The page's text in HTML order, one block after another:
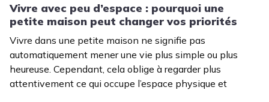
Vivre avec peu d’espace : pourquoi une
petite maison peut changer vos priorités
Vivre dans une petite maison ne signifie pas
automatiquement mener une vie plus simple ou plus
heureuse. Cependant, cela oblige à regarder plus
attentivement ce qui occupe l’espace physique et